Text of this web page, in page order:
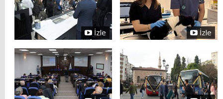
İzle İzle